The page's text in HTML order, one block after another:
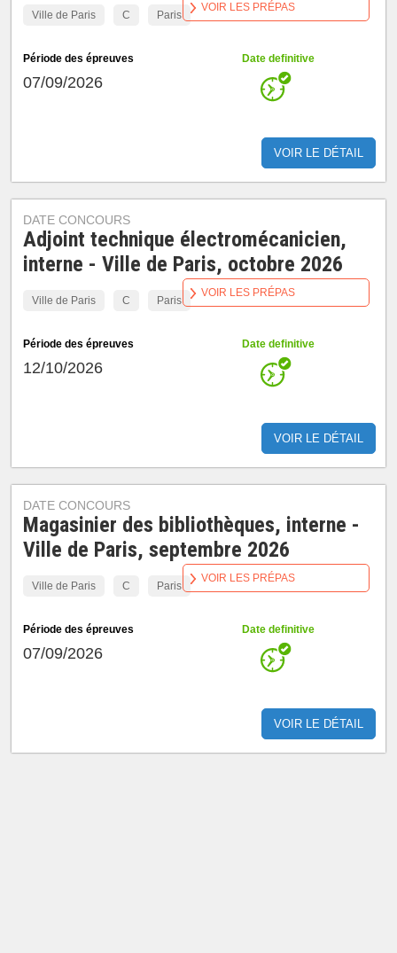
Ville de Paris C Paris
Période des épreuves
07/09/2026
Date definitive
VOIR LE DÉTAIL
VOIR LES PRÉPAS
DATE CONCOURS
Adjoint technique électromécanicien,
interne - Ville de Paris, octobre 2026
Ville de Paris C Paris
Période des épreuves
12/10/2026
Date definitive
VOIR LE DÉTAIL
VOIR LES PRÉPAS
DATE CONCOURS
Magasinier des bibliothèques, interne -
Ville de Paris, septembre 2026
Ville de Paris C Paris
Période des épreuves
07/09/2026
Date definitive
VOIR LE DÉTAIL
VOIR LES PRÉPAS